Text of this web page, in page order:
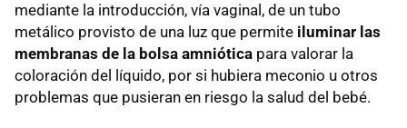
mediante la introducción, vía vaginal, de un tubo
metálico provisto de una luz que permite iluminar las
membranas de la bolsa amniótica para valorar la
coloración del líquido, por si hubiera meconio u otros
problemas que pusieran en riesgo la salud del bebé.